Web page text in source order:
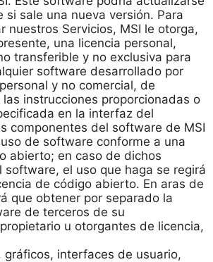
si sale una nueva versión. Para
nuestros Servicios, MSI le otorga,
una licencia personal,
transferible y no exclusiva para
software desarrollado por
y no comercial, de
instrucciones proporcionadas o
en la interfaz del
componentes del software de MSI
de software conforme a una
abierto; en caso de dichos
software, el uso que haga se regirá
de código abierto. En aras de
que obtener por separado la
de terceros de su
u otorgantes de licencia,
gráficos, interfaces de usuario,